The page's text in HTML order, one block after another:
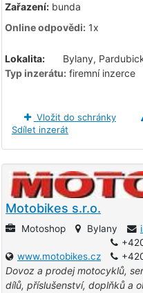
Zařazení: bunda
Online odpovědi: 1x
Lokalita:
Bylany,
Typ inzerátu: firemní inzerce
Vložit do schránky
Sdílet inzerát
Motobikes s.r.o.
Motoshop Bylany
www.motobikes.cz
Dovoz a prodej motocyklů,
dílů, příslušenství, doplňků a